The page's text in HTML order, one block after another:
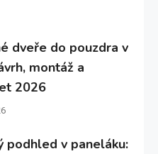
dveře do pouzdra v
montáž a
2026
podhled v paneláku: